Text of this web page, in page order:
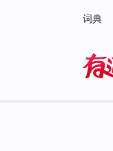
词典